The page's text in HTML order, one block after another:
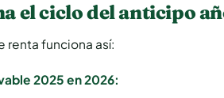
el ciclo del anticipo
renta funciona así:
2025 en 2026: